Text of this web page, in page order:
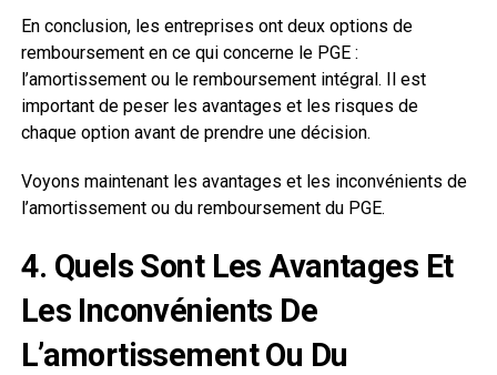
En conclusion, les entreprises ont deux options de
remboursement en ce qui concerne le PGE :
l’amortissement ou le remboursement intégral. Il est
important de peser les avantages et les risques de
chaque option avant de prendre une décision.
Voyons maintenant les avantages et les inconvénients de
l’amortissement ou du remboursement du PGE.
4. Quels Sont Les Avantages Et
Les Inconvénients De
L’amortissement Ou Du